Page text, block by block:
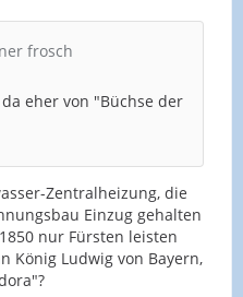
frosch
eher von "Büchse der
Zentralheizung, die
Einzug gehalten
nur Fürsten leisten
König Ludwig von Bayern,